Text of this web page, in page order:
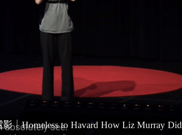
｜Homeless to Havard How Liz Murray Did